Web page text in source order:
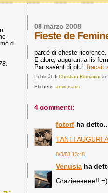
08 marzo 2008
Fieste de
parcè di cheste
E alore, augurant a lis
Par savênt di plui:fracait
Publicât diChristian Romanini
Etichetis:aniversaris
4 commenti:
fotorf ha
TANTI AUGURI
8/3/08 13:48
Venusia ha
Grazieeeeee!!
di